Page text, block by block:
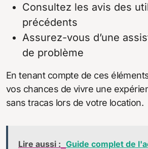
Consultez les avis des
précédents
Assurez-vous d’une
de problème
En tenant compte de ces
vos chances de vivre une
sans tracas lors de votre location.
Lire aussi : Guide complet de